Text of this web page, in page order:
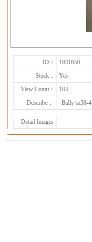
ID： 1931650
Stock：
Yes
View Count：
183
Describe：
Bally sz38-
Detail Images